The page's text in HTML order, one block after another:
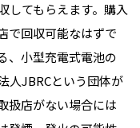
してもらえます。購入
で回収可能なはずで
、小型充電式電池の
人JBRCという団体が
扱店がない場合には